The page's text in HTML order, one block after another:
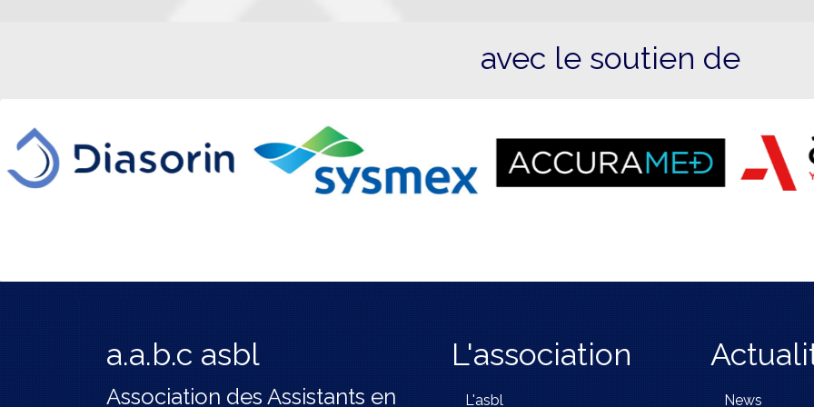
avec le soutien de
a.a.b.c asbl
Association des Assistants en
L'association
L'asbl News